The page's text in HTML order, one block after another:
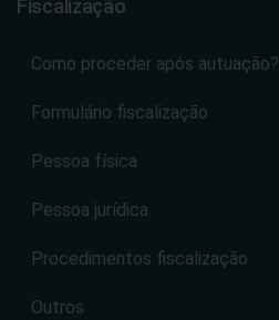
Fiscalização
Como proceder após autuação?
Formulário fiscalização
Pessoa física
Pessoa jurídica
Procedimentos fiscalização
Outros